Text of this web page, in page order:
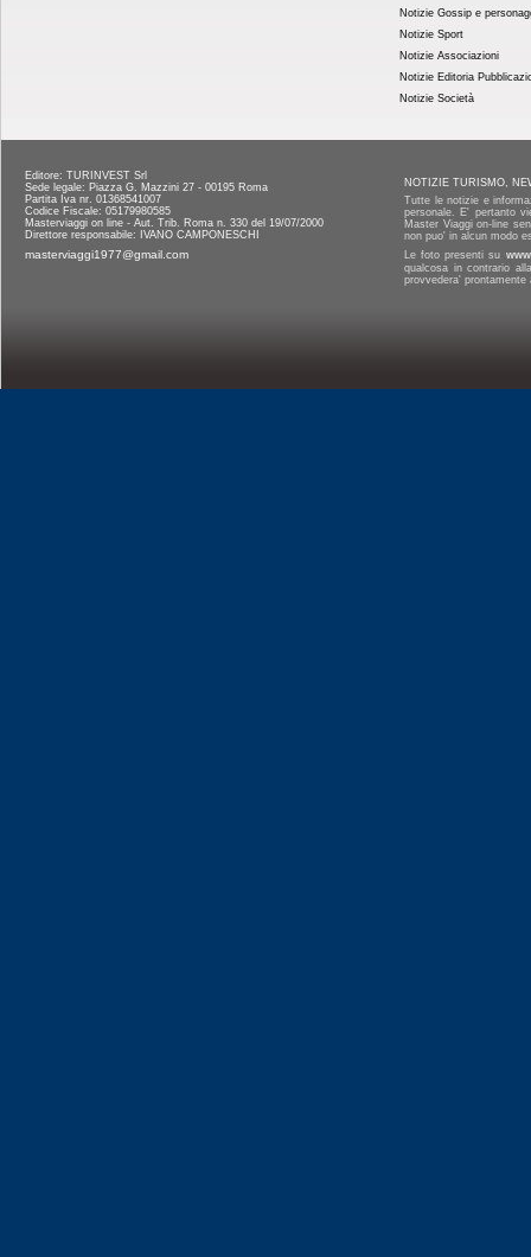
Notizie Gossip e
Notizie Sport
Notizie Associazioni
Notizie Editoria
Notizie Società
Editore: TURINVEST Srl
Sede legale: Piazza G. Mazzini 27 - 00195 Roma
Partita Iva nr. 01368541007
Codice Fiscale: 05179980585
Masterviaggi on line - Aut. Trib. Roma n. 330 del 19/07/2000
Direttore responsabile: IVANO CAMPONESCHI
masterviaggi1977@gmail.com
NOTIZIE TURISMO,
Tutte le notizie e
personale. E' pertanto
Master Viaggi on-line
non puo' in alcun modo
Le foto presenti su
qualcosa in contrario
provvedera'